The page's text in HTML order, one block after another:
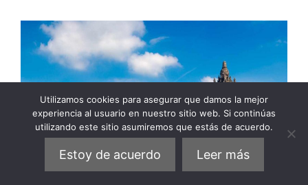
Utilizamos cookies para asegurar que damos la mejor
experiencia al usuario en nuestro sitio web. Si continúas
utilizando este sitio asumiremos que estás de acuerdo.
Estoy de acuerdo Leer más